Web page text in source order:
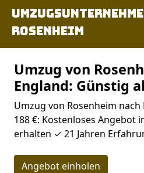
Rosenheim
Umzug von
England: Günstig
Umzug von Rosenheim
188 €: Kostenloses Angebot
erhalten ✓ 21 Jahren
Angebot einholen